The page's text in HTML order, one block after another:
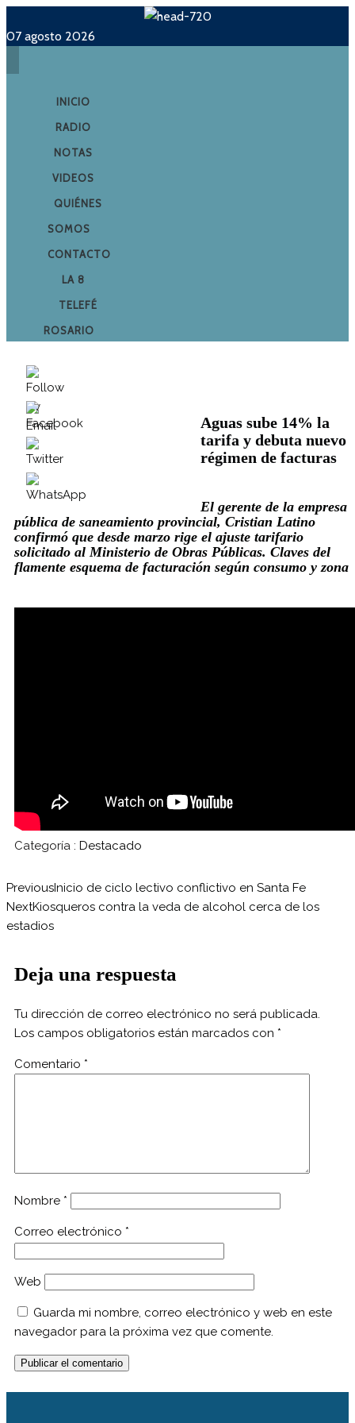
07 agosto 2026
INICIO
RADIO
NOTAS
VIDEOS
QUIÉNES
SOMOS
CONTACTO
LA 8
TELEFÉ
ROSARIO
Aguas sube 14% la
tarifa y debuta nuevo
régimen de facturas
El gerente de la empresa
pública de saneamiento provincial, Cristian Latino
confirmó que desde marzo rige el ajuste tarifario
solicitado al Ministerio de Obras Públicas. Claves del
flamente esquema de facturación según consumo y zona
Categoría : Destacado
PreviousInicio de ciclo lectivo conflictivo en Santa Fe
NextKiosqueros contra la veda de alcohol cerca de los
estadios
Deja una respuesta
Tu dirección de correo electrónico no será publicada.
Los campos obligatorios están marcados con *
Comentario *
Nombre *
Correo electrónico *
Web
Guarda mi nombre, correo electrónico y web en este
navegador para la próxima vez que comente.